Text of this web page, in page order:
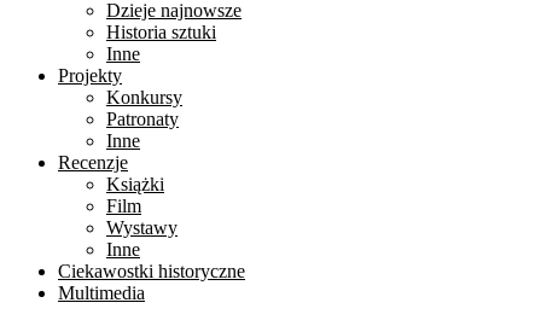
Dzieje najnowsze
Historia sztuki
Inne
Projekty
Konkursy
Patronaty
Inne
Recenzje
Książki
Film
Wystawy
Inne
Ciekawostki historyczne
Multimedia